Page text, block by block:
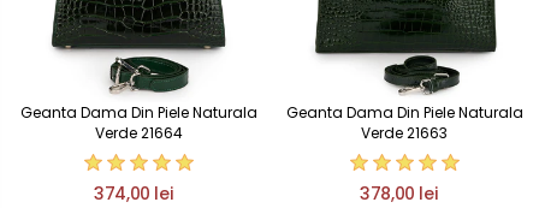
Geanta Dama Din Piele Naturala
Verde 21664
374,00 lei
Geanta Dama Din Piele Naturala
Verde 21663
378,00 lei